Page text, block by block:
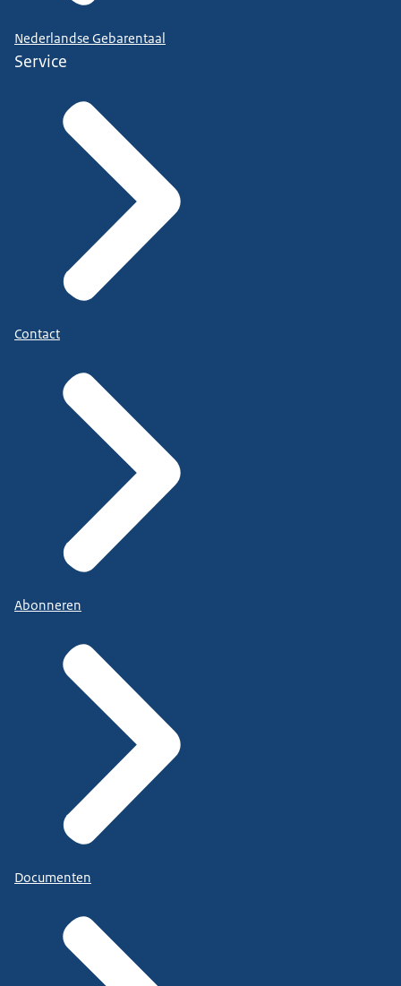
Nederlandse Gebarentaal
Service
Contact
Abonneren
Documenten